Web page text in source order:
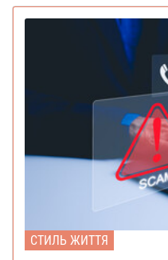
СТИЛЬ ЖИТТЯ